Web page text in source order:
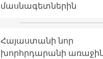
մասնագետներին
Հայաստանի նոր
խորհրդարանի առաջին